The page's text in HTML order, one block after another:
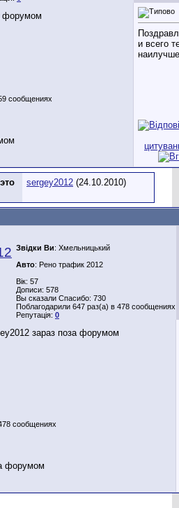
сообщениях
и всего
sergey2012 (24.10.2010)
Звідки Ви: Хмельницький
Авто: Рено трафик 2012
Вік: 57
Дописи: 578
Вы сказали Спасибо: 730
Поблагодарили 647 раз(а) в 478 сообщениях
Репутація: 0
сообщениях